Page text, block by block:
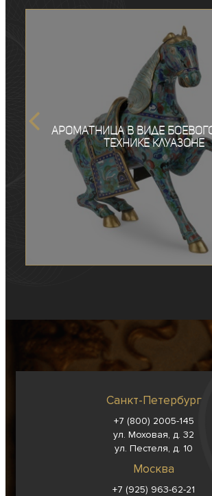
Ароматница в виде
технике клуазоне
Санкт-Петербург
+7 (800) 2005-145
ул. Моховая, д. 32
ул. Пестеля, д. 10
Москва
+7 (925) 963-62-21